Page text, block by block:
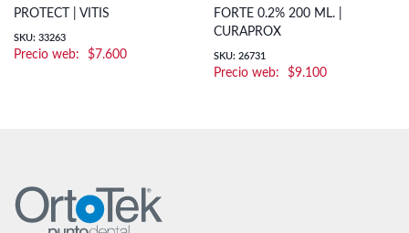
PROTECT | VITIS
SKU: 33263
$7.600
FORTE 0.2% 200 ML. |
CURAPROX
SKU: 26731
$9.100